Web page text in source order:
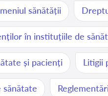
sănătății
în instituțiile de
și pacienți Litigii
sănătate